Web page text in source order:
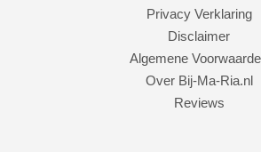
Privacy Verklaring
Disclaimer
Algemene
Over Bij-Ma-Ria.nl
Reviews